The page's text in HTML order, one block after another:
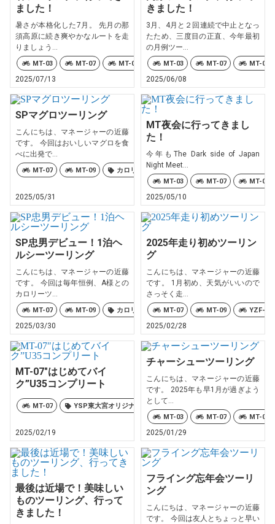
ました！
暑さが本格化した7月。 先月の那
須高原に続き爽やかなルートを走
りましょう...
MT-03 MT-07 MT-07 Y-AMT MT-09 MT-10
2025/07/13
きました！
3月、4月と２回連続で中止となっ
たため、三度目の正直、今年最初
の月例ツー...
MT-03 MT-07 MT-09
2025/06/08
SPマグロツーリング
こんにちは、マネージャーの近藤
です。 今回はおいしいマグロを食
べに出発で...
MT-07 MT-09 カロリーズ
2025/05/31
MT夜会に行ってきまし
た！
今年もThe Dark side of Japan
Night Meet...
MT-03 MT-07 MT-09
2025/05/10
SP忠男デビュー！1泊ヘ
ルシーツーリング
こんにちは、マネージャーの近藤
です。 今回は毎年恒例、A様との
カロリーツ...
MT-07 MT-09 カロリーズ
2025/03/30
2025年走り初めツーリン
グ
こんにちは、マネージャーの近藤
です。 1月初め、天気がいいので
さっそく走...
MT-07 MT-09 YZF-R7
2025/02/28
MT-07″はじめてバイ
ク”U35コンプリート
MT-07 YSP東大宮オリジナル
2025/02/19
チャーシューツーリング
こんにちは、マネージャーの近藤
です。 2025年も早1月が過ぎよう
として...
MT-03 MT-07 MT-09
2025/01/29
最後は近場で！美味しい
ものツーリング、行って
きました！
フライング忘年会ツーリ
ング
こんにちは、マネージャーの近藤
です。 今回は友人とちょっと早い